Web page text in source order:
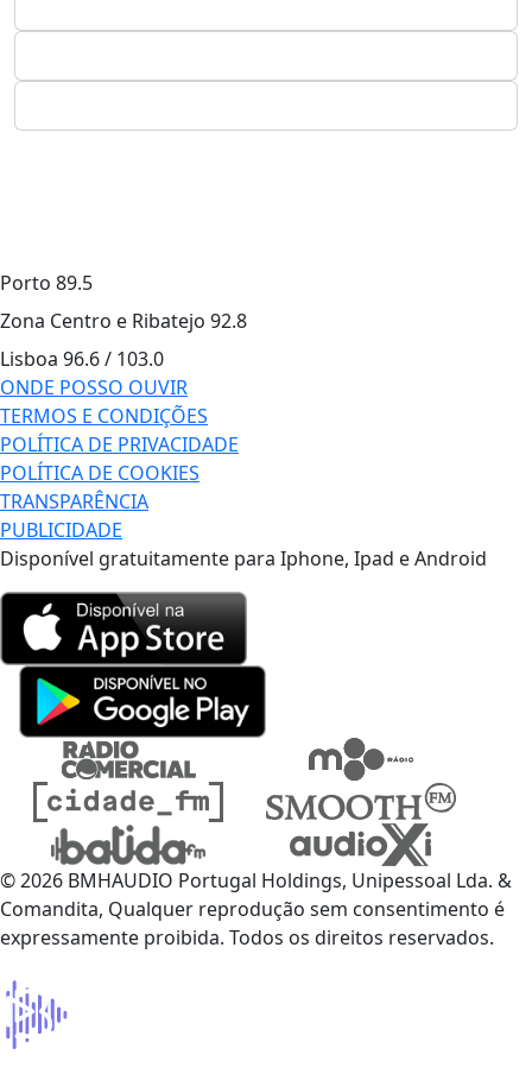
Porto 89.5
Zona Centro e Ribatejo 92.8
Lisboa 96.6 / 103.0
ONDE POSSO OUVIR
TERMOS E CONDIÇÕES
POLÍTICA DE PRIVACIDADE
POLÍTICA DE COOKIES
TRANSPARÊNCIA
PUBLICIDADE
Disponível gratuitamente para Iphone, Ipad e Android
© 2026 BMHAUDIO Portugal Holdings, Unipessoal Lda. &
Comandita, Qualquer reprodução sem consentimento é
expressamente proibida. Todos os direitos reservados.